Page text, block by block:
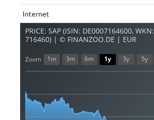
Internet
PRICE: SAP (ISIN: DE0007164600, WKN:
716460) | © FINANZOO.DE | EUR
Zoom 1m 3m 6m 1y 3y 5y